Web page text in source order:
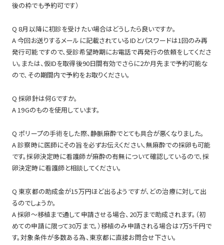
後の枠でも予約可です）
Q 8月以降に初診を受けたい場合はどうしたら良いですか。
A 今回お送りするメールに記載されているIDとパスワードは1回のみ再
発行可能ですので、受診希望時期にお電話で再発行の依頼をしてくださ
い。または、仮IDを取得後90日間有効でさらに2か月先まで予約可能な
ので、その期間内で予約をお取りください。
Q 採卵針は何Gですか。
A 19Gのものを使用しています。
Q ポリープの手術をした際、静脈麻酔でとても具合が悪くなりました。
A 診察時に医師にその旨を必ずお伝えください、無麻酔での採卵も可能
です。採卵決定時に看護師が麻酔の有無について確認しているので、採
卵決定時に看護師と相談してください。
Q 東京都の助成金が15万円ほど出るようですが、どの治療に対して出
るのでしょうか。
A 採卵～移植まで通して申請させる場合、20万まで助成されます。（初
めての申請に限って30万まで。）移植のみ申請される場合は7万5千円で
す。対象条件が多数ある為、東京都に直接お問合せ下さい。